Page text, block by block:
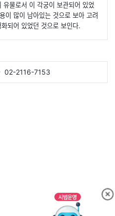
물로서 이 각궁이 보관되어 있었
이 많이 남아있는 것으로 보아 고려
되어 있었던 것으로 보인다.
02-2116-7153